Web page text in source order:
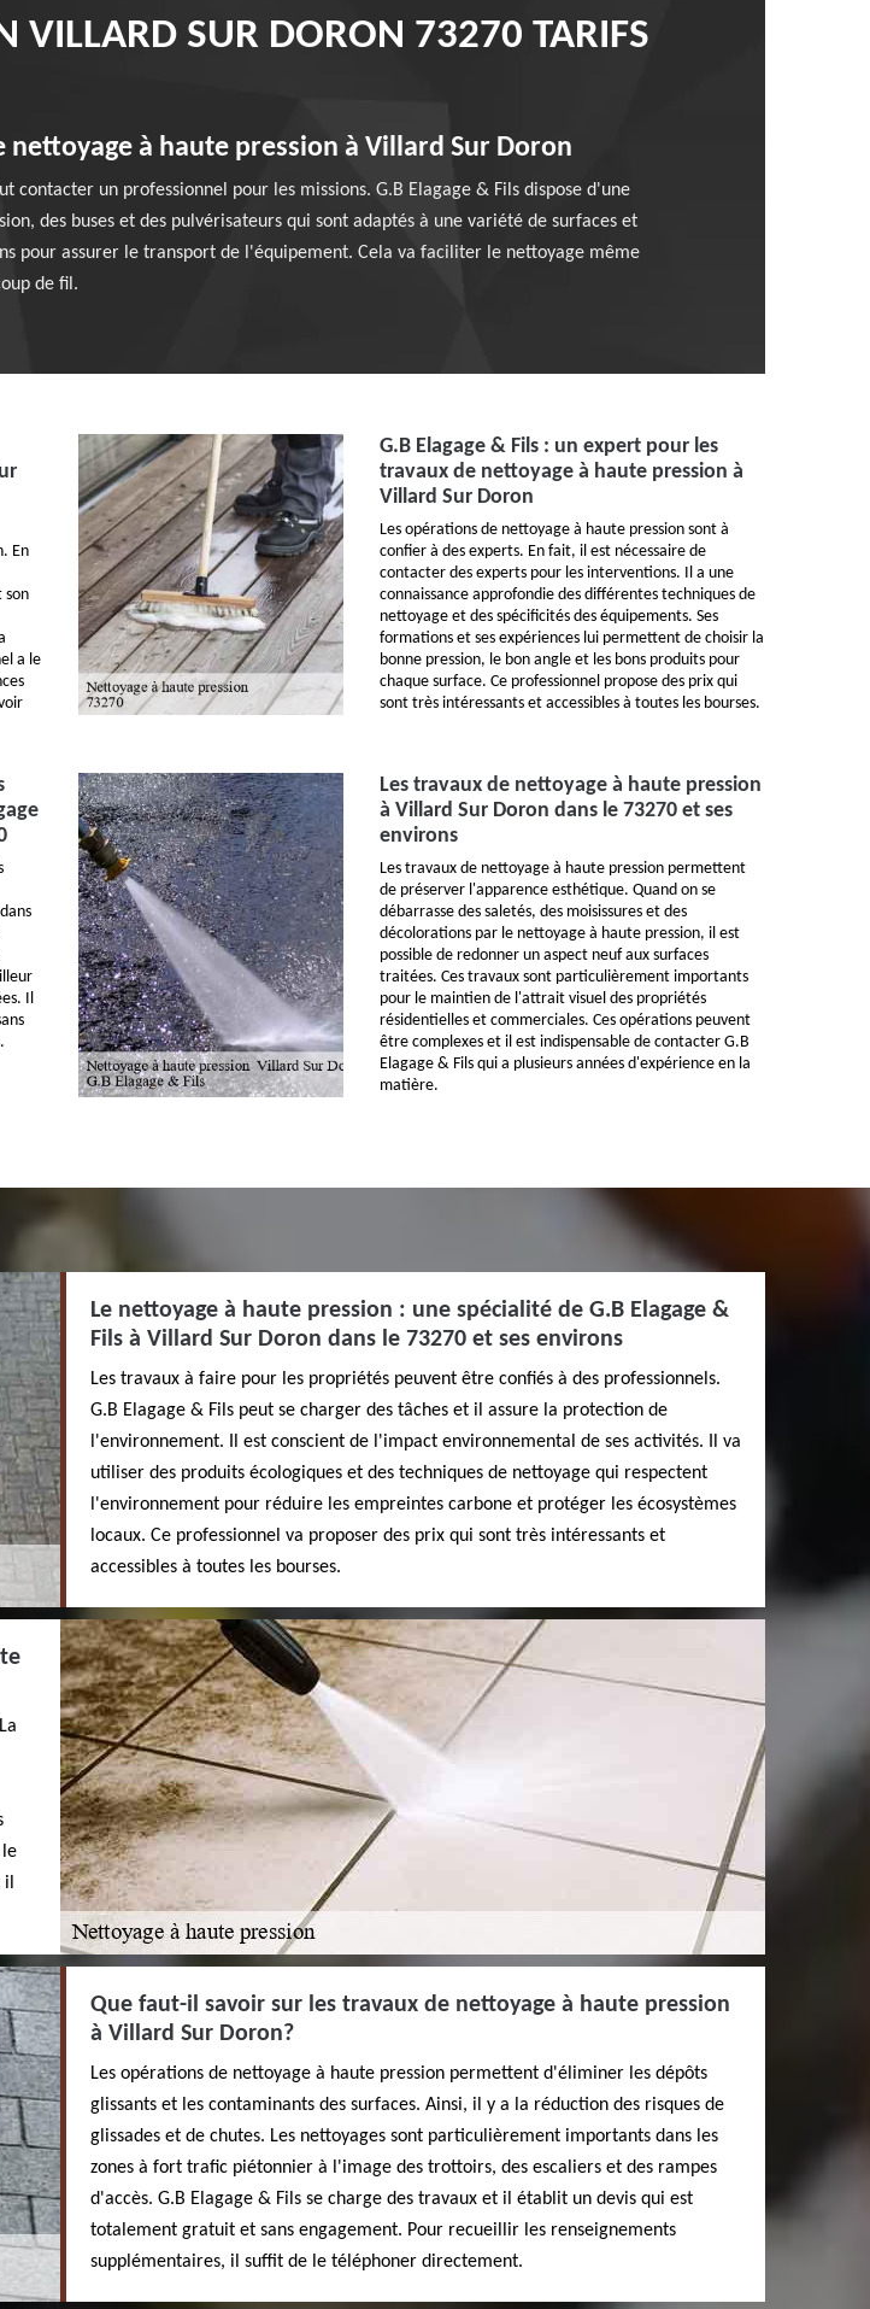
VILLARD SUR DORON 73270 TARIFS
nettoyage à haute pression à Villard Sur Doron
un professionnel pour les missions. G.B Elagage & Fils dispose d'une
des buses et des pulvérisateurs qui sont adaptés à une variété de surfaces et
pour assurer le transport de l'équipement. Cela va faciliter le nettoyage même
de fil.
En
son
a le
G.B Elagage & Fils : un expert pour les
travaux de nettoyage à haute pression à
Villard Sur Doron
Les opérations de nettoyage à haute pression sont à
confier à des experts. En fait, il est nécessaire de
contacter des experts pour les interventions. Il a une
connaissance approfondie des différentes techniques de
nettoyage et des spécificités des équipements. Ses
formations et ses expériences lui permettent de choisir la
bonne pression, le bon angle et les bons produits pour
chaque surface. Ce professionnel propose des prix qui
sont très intéressants et accessibles à toutes les bourses.
Il
Les travaux de nettoyage à haute pression
à Villard Sur Doron dans le 73270 et ses
environs
Les travaux de nettoyage à haute pression permettent
de préserver l'apparence esthétique. Quand on se
débarrasse des saletés, des moisissures et des
décolorations par le nettoyage à haute pression, il est
possible de redonner un aspect neuf aux surfaces
traitées. Ces travaux sont particulièrement importants
pour le maintien de l'attrait visuel des propriétés
résidentielles et commerciales. Ces opérations peuvent
être complexes et il est indispensable de contacter G.B
Elagage & Fils qui a plusieurs années d'expérience en la
matière.
Le nettoyage à haute pression : une spécialité de G.B Elagage &
Fils à Villard Sur Doron dans le 73270 et ses environs
Les travaux à faire pour les propriétés peuvent être confiés à des professionnels.
G.B Elagage & Fils peut se charger des tâches et il assure la protection de
l'environnement. Il est conscient de l'impact environnemental de ses activités. Il va
utiliser des produits écologiques et des techniques de nettoyage qui respectent
l'environnement pour réduire les empreintes carbone et protéger les écosystèmes
locaux. Ce professionnel va proposer des prix qui sont très intéressants et
accessibles à toutes les bourses.
Que faut-il savoir sur les travaux de nettoyage à haute pression
à Villard Sur Doron?
Les opérations de nettoyage à haute pression permettent d'éliminer les dépôts
glissants et les contaminants des surfaces. Ainsi, il y a la réduction des risques de
glissades et de chutes. Les nettoyages sont particulièrement importants dans les
zones à fort trafic piétonnier à l'image des trottoirs, des escaliers et des rampes
d'accès. G.B Elagage & Fils se charge des travaux et il établit un devis qui est
totalement gratuit et sans engagement. Pour recueillir les renseignements
supplémentaires, il suffit de le téléphoner directement.